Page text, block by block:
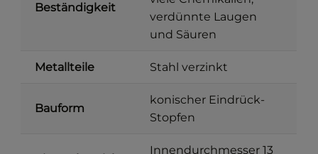
Beständigkeit
verdünnte Laugen
und Säuren
Metallteile Stahl verzinkt
Bauform
konischer Eindrück-
Stopfen
Innendurchmesser 13